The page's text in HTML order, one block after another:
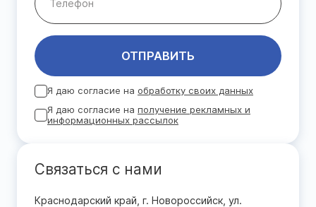
ОТПРАВИТЬ
Я даю согласие на обработку своих данных
Я даю согласие на получение рекламных и
информационных рассылок
Связаться с нами
Краснодарский край, г. Новороссийск, ул.